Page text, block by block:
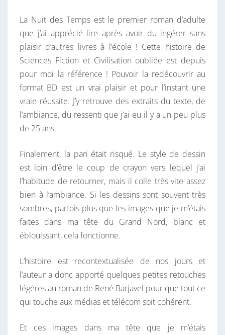
D
E
S
T
E
M
P
S
B
D
T
A
I
R
E
La Nuit des Temps est le premier roman d’adulte
que j’ai apprécié lire après avoir du ingérer sans
plaisir d’autres livres à l’école ! Cette histoire de
Sciences Fiction et Civilisation oubliée est depuis
pour moi la référence ! Pouvoir la redécouvrir au
format BD est un vrai plaisir et pour l’instant une
vraie réussite. J’y retrouve des extraits du texte, de
l’ambiance, du ressenti que j’ai eu il y a un peu plus
de 25 ans.
Finalement, la pari était risqué. Le style de dessin
est loin d’être le coup de crayon vers lequel j’ai
l’habitude de retourner, mais il colle très vite assez
bien à l’ambiance. Si les dessins sont souvent très
sombres, parfois plus que les images que je m’étais
faites dans ma tête du Grand Nord, blanc et
éblouissant, cela fonctionne.
L’histoire est recontextualisée de nos jours et
l’auteur a donc apporté quelques petites retouches
légères au roman de René Barjavel pour que tout ce
qui touche aux médias et télécom soit cohérent.
Et ces images dans ma tête que je m’étais